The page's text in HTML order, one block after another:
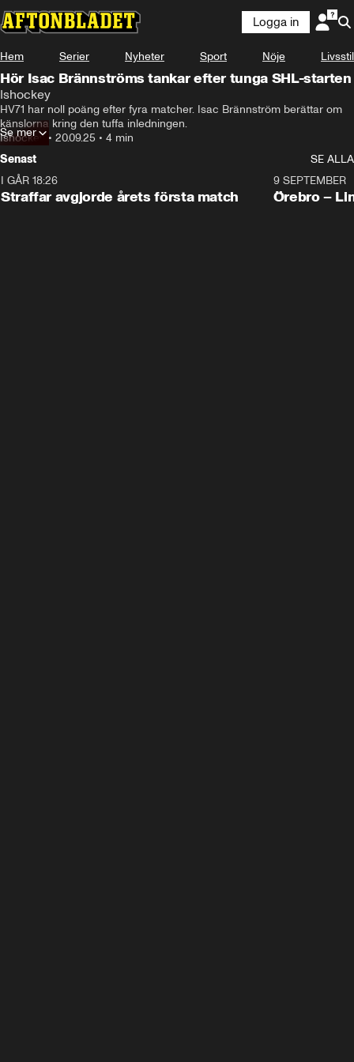
Logga in
Hem Serier Nyheter Sport Nöje Livsstil
Hör Isac Brännströms tankar efter tunga SHL-starten
Ishockey
HV71 har noll poäng efter fyra matcher. Isac Brännström berättar om
känslorna kring den tuffa inledningen.
Ishockey• 20.09.25 • 4 min
Se mer
Senast
SE ALLA
I GÅR 18:26
Straffar avgjorde årets första match
Plus
9 SEPTEMBER
Örebro –